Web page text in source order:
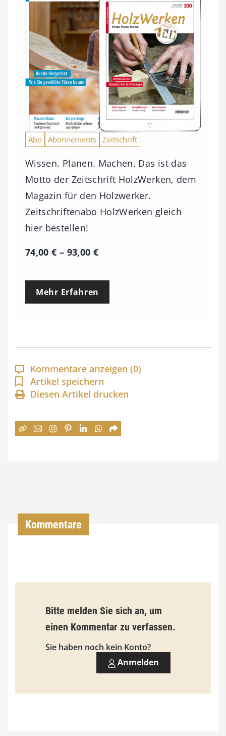
Abo Abonnements Zeitschrift
Wissen. Planen. Machen. Das ist das
Motto der Zeitschrift HolzWerken, dem
Magazin für den Holzwerker.
Zeitschriftenabo HolzWerken gleich
hier bestellen!
74,00€ – 93,00 €P
e
p
a
n
n
:
9
3
0
0
Mehr Erfahren
Kommentare anzeigen (0)
Artikel speichern
Diesen Artikel drucken
Kommentare
Bitte melden Sie sich an, um
einen Kommentar zu verfassen.
Sie haben noch kein Konto?
Anmelden